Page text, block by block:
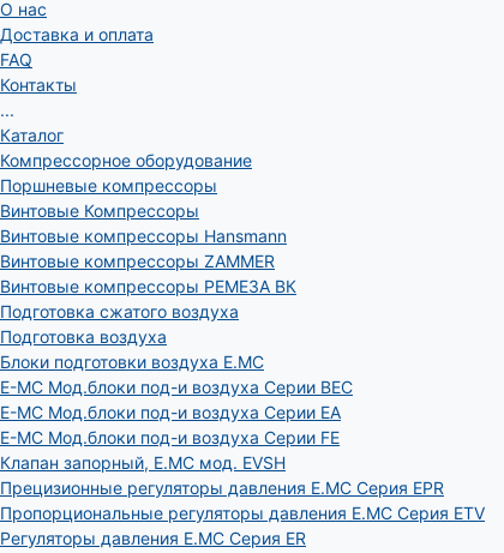
О нас
Доставка и оплата
FAQ
Контакты
...
Каталог
Компрессорное оборудование
Поршневые компрессоры
Винтовые Компрессоры
Винтовые компрессоры Hansmann
Винтовые компрессоры ZAMMER
Винтовые компрессоры РЕМЕЗА ВК
Подготовка сжатого воздуха
Подготовка воздуха
Блоки подготовки воздуха E.MC
E-MC Мод.блоки под-и воздуха Серии BEC
E-MC Мод.блоки под-и воздуха Серии EA
E-MC Мод.блоки под-и воздуха Серии FE
Клапан запорный, E.MC мод. EVSH
Прецизионные регуляторы давления E.MC Серия EPR
Пропорциональные регуляторы давления E.MC Серия ETV
Регуляторы давления E.MC Серия ER